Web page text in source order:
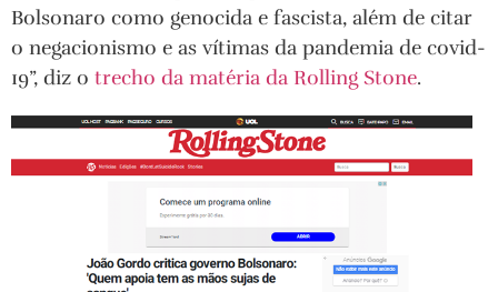
Bolsonaro como genocida e fascista, além de citar
o negacionismo e as vítimas da pandemia de covid-
19”, diz o trecho da matéria da Rolling Stone.